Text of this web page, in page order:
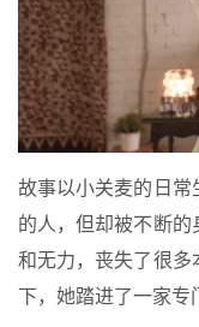
故事以小关麦的日常
的人，但却被不断
和无力，丧失了很多
下，她踏进了一家专